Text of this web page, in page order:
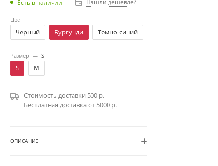
Есть в наличии Нашли дешевле?
Цвет
Черный Бургунди Темно-синий
Размер — S
S M
Стоимость доставки 500 р.
Бесплатная доставка от 5000 р.
ОПИСАНИЕ